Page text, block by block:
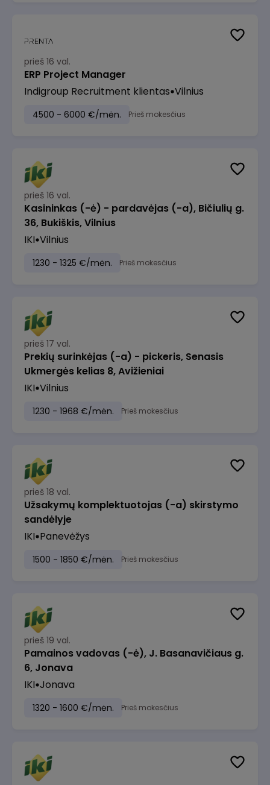
prieš 16 val.
ERP Project Manager
Indigroup Recruitment klientas Vilnius
4500 - 6000 €/mėn. Prieš mokesčius
prieš 16 val.
Kasininkas (-ė) - pardavėjas (-a), Bičiulių g.
36, Bukiškis, Vilnius
IKI Vilnius
1230 - 1325 €/mėn. Prieš mokesčius
prieš 17 val.
Prekių surinkėjas (-a) - pickeris, Senasis
Ukmergės kelias 8, Avižieniai
IKI Vilnius
1230 - 1968 €/mėn. Prieš mokesčius
prieš 18 val.
Užsakymų komplektuotojas (-a) skirstymo
sandėlyje
IKI Panevėžys
1500 - 1850 €/mėn. Prieš mokesčius
prieš 19 val.
Pamainos vadovas (-ė), J. Basanavičiaus g.
6, Jonava
IKI Jonava
1320 - 1600 €/mėn. Prieš mokesčius